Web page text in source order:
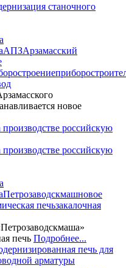
станочного
АПЗАрзамасский
новое
российскую
Петрозаводскмашновое
печьзакалочная
печь Подробнее...